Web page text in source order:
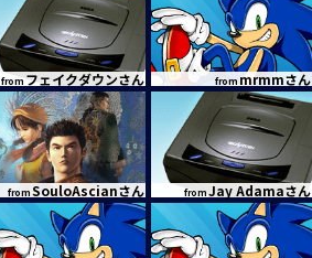
fromフェイクダウンさん from mrmmさん
fromSouloAscianさん fromJay Adamaさん